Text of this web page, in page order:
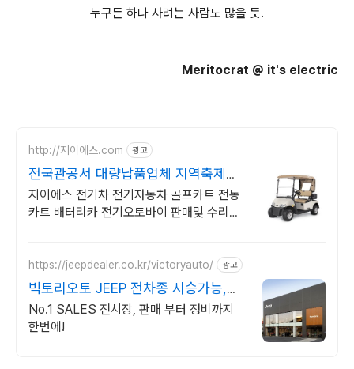
누구든 하나 사려는 사람도 많을 듯.
Meritocrat @ it's electric
http://지이에스.com 광고
전국관공서 대량납품업체 지역축제행
사임대
지이에스 전기차 전기자동차 골프카트 전동
카트 배터리카 전기오토바이 판매및 수리전
https://jeepdealer.co.kr/victoryauto/ 광고
빅토리오토 JEEP 전차종 시승가능,친
절한 상담
No.1 SALES 전시장, 판매 부터 정비까지
한번에!